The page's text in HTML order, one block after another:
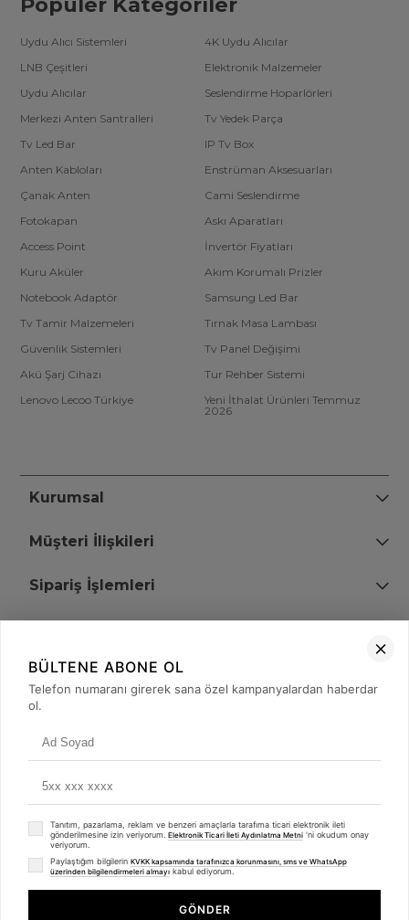
Uydu Alıcı Sistemleri
4K Uydu Alıcılar
LNB Çeşitleri
Elektronik Malzemeler
Uydu Alıcılar
Seslendirme Hoparlörleri
Merkezi Anten Santralleri
Tv Yedek Parça
Tv Led Bar
IP Tv Box
Anten Kabloları
Enstrüman Aksesuarları
Çanak Anten
Cami Seslendirme
Fotokapan
Askı Aparatları
Access Point
İnvertör Fiyatları
Kuru Aküler
Akım Korumalı Prizler
Notebook Adaptör
Samsung Led Bar
Tv Tamir Malzemeleri
Tırnak Masa Lambası
Güvenlik Sistemleri
Tv Panel Değişimi
Akü Şarj Cihazı
Tur Rehber Sistemi
Lenovo Lecoo Türkiye
Yeni İthalat Ürünleri Temmuz
2026
Kurumsal
Müşteri İlişkileri
Sipariş İşlemleri
+90 (850) 473 08 08
© 2008 - 2026merterelektronik.com
- Tüm Hakları Saklıdır. Kredi kartı bilgileriniz 256bit SSL sertifikası ile
Whatsapp
BÜLTENE ABONE OL
Telefon numaranı girerek sana özel kampanyalardan haberdar
ol.
Tanıtım, pazarlama, reklam ve benzeri amaçlarla tarafıma ticari elektronik ileti
gönderilmesine izin veriyorum. Elektronik Ticari İleti Aydınlatma Metni 'ni okudum onay
veriyorum.
Paylaştığım bilgilerin KVKK kapsamında tarafınızca korunmasını, sms ve WhatsApp
üzerinden bilgilendirmeleri almayı kabul ediyorum.
GÖNDER